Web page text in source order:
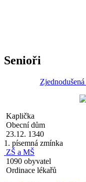
Senioři
Kaplička
Obecní dům
23.12. 1340
1. písemná zmínka
ZŠ a MŠ
1090 obyvatel
Ordinace lékařů